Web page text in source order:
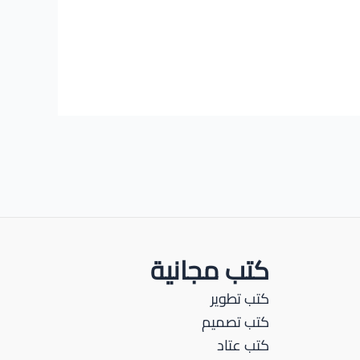
كتب مجانية
كتب تطوير
كتب تصميم
كتب عتاد